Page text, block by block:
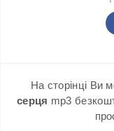
На сторінці Ви
серця mp3